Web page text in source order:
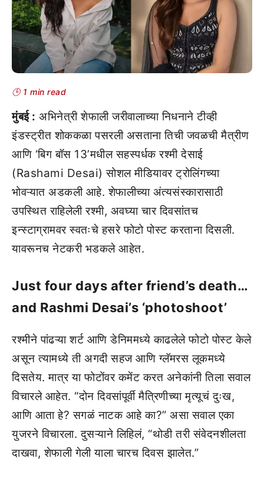
🕒 1 min read
मुंबई : अभिनेत्री शेफाली जरीवालाच्या निधनाने टीव्ही
इंडस्ट्रीत शोककळा पसरली असताना तिची जवळची मैत्रीण
आणि ‘बिग बॉस 13’मधील सहस्पर्धक रश्मी देसाई
(Rashami Desai) सोशल मीडियावर ट्रोलिंगच्या
भोवऱ्यात अडकली आहे. शेफालीच्या अंत्यसंस्कारासाठी
उपस्थित राहिलेली रश्मी, अवघ्या चार दिवसांतच
इन्स्टाग्रामवर स्वतःचे हसरे फोटो पोस्ट करताना दिसली.
यावरूनच नेटकरी भडकले आहेत.
Just four days after friend’s death…
and Rashmi Desai’s ‘photoshoot’
रश्मीने पांढऱ्या शर्ट आणि डेनिममध्ये काढलेले फोटो पोस्ट केले
असून त्यामध्ये ती अगदी सहज आणि ग्लॅमरस लूकमध्ये
दिसतेय. मात्र या फोटोंवर कमेंट करत अनेकांनी तिला सवाल
विचारले आहेत. “दोन दिवसांपूर्वी मैत्रिणीच्या मृत्यूचं दुःख,
आणि आता हे? सगळं नाटक आहे का?” असा सवाल एका
युजरने विचारला. दुसऱ्याने लिहिलं, “थोडी तरी संवेदनशीलता
दाखवा, शेफाली गेली याला चारच दिवस झालेत.”